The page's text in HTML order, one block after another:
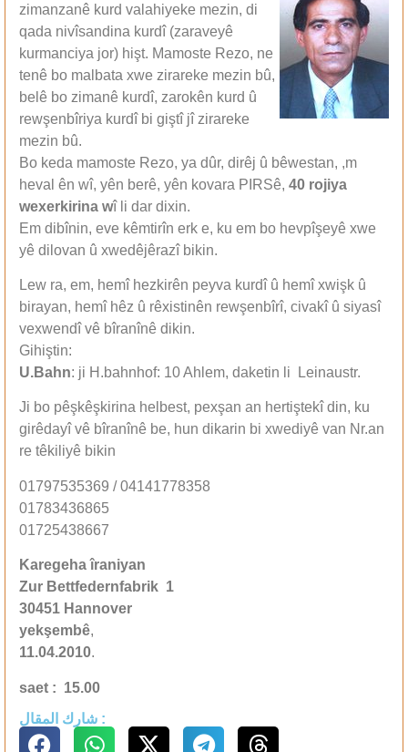
zimanzanê kurd valahiyeke mezin, di
qada nivîsandina kurdî (zaraveyê
kurmanciya jor) hişt. Mamoste Rezo, ne
tenê bo malbata xwe zirareke mezin bû,
belê bo zimanê kurdî, zarokên kurd û
rewşenbîriya kurdî bi giştî jî zirareke
mezin bû.
Bo keda mamoste Rezo, ya dûr, dirêj û bêwestan, ,m
heval ên wî, yên berê, yên kovara PIRSê, 40 rojiya
wexerkirina wî li dar dixin.
Em dibînin, eve kêmtirîn erk e, ku em bo hevpîşeyê xwe
yê dilovan û xwedêjêrazî bikin.
Lew ra, em, hemî hezkirên peyva kurdî û hemî xwişk û
birayan, hemî hêz û rêxistinên rewşenbîrî, civakî û siyasî
vexwendî vê bîranînê dikin.
Gihiştin:
U.Bahn: ji H.bahnhof: 10 Ahlem, daketin li Leinaustr.
Ji bo pêşkêşkirina helbest, pexşan an hertiştekî din, ku
girêdayî vê bîranînê be, hun dikarin bi xwediyê van Nr.an
re têkiliyê bikin
01797535369 / 04141778358
01783436865
01725438667
Karegeha îraniyan
Zur Bettfedernfabrik 1
30451 Hannover
yekşembê,
11.04.2010.
saet : 15.00
شارك المقال :